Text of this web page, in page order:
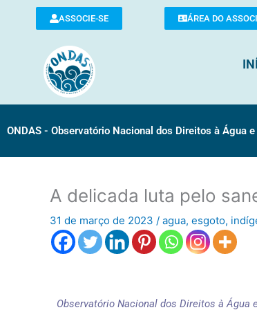
ASSOCIE-SE ÁREA DO
ONDAS - Observatório Nacional dos Direitos à Água
A delicada luta pelo
31 de março de 2023 / agua, esgoto,
Observatório Nacional dos Direitos à Água